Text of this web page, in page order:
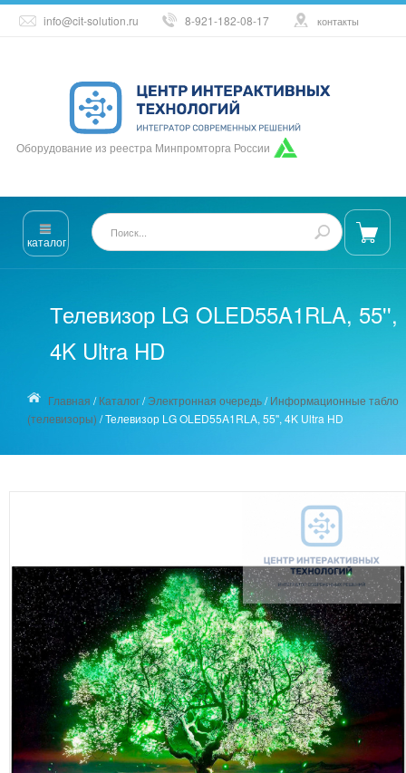
info@cit-solution.ru 8-921-182-08-17 контакты
Оборудование из реестра Минпромторга России
каталог
Телевизор LG OLED55A1RLA, 55'',
4K Ultra HD
Главная /Каталог/Электронная очередь/Информационные табло
(телевизоры) /Телевизор LG OLED55A1RLA, 55'', 4K Ultra HD